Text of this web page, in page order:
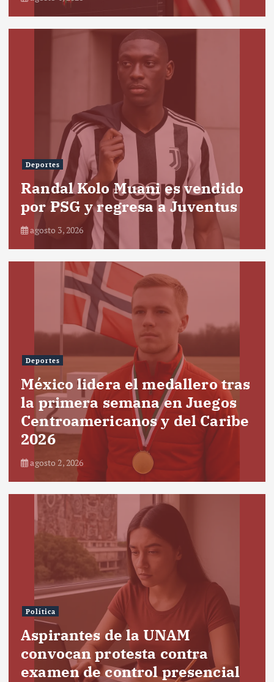
Deportes
Randal Kolo Muani es vendido
por PSG y regresa a Juventus
agosto 3, 2026
Deportes
México lidera el medallero tras
la primera semana en Juegos
Centroamericanos y del Caribe
2026
agosto 2, 2026
Política
Aspirantes de la UNAM
convocan protesta contra
examen de control presencial